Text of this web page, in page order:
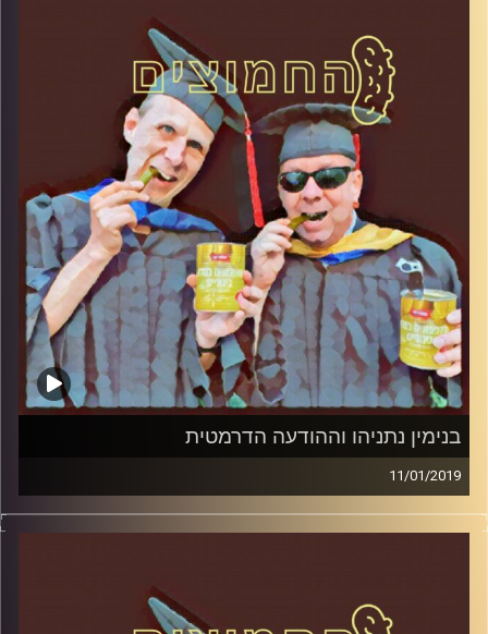
קרדיט תמונות:AudioVersity
בנימין נתניהו וההודעה הדרמטית
11/01/2019
פרופסור בועז בן-דוד ופרופסור גלעד הירשברגר